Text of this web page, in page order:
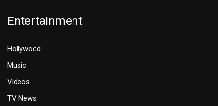
Entertainment
Hollywood
Music
Videos
TV News